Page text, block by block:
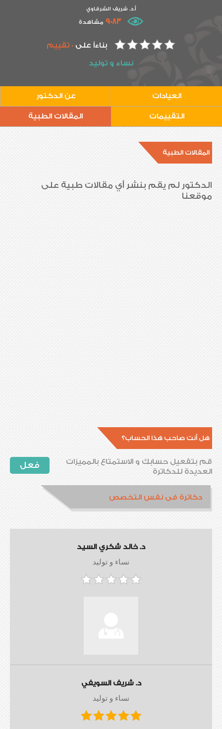
أ.د. شريف الشرقاوي
9083 مشاهدة
بناءاً على0 تقييم
نساء و توليد
العيادات عن الدكتور
التقييمات المقالات الطبية
المقالات الطبية
الدكتور لم يقم بنشر أي مقالات طبية على
موقعنا
هل أنت صاحب هذا الحساب؟
فعل
قم بتفعيل حسابك و الاستمتاع بالمميزات
العديدة للدكاترة
دكاترة فى نفس التخصص
د. خالد شكري السيد
نساء و توليد
د. شريف السويفي
نساء و توليد